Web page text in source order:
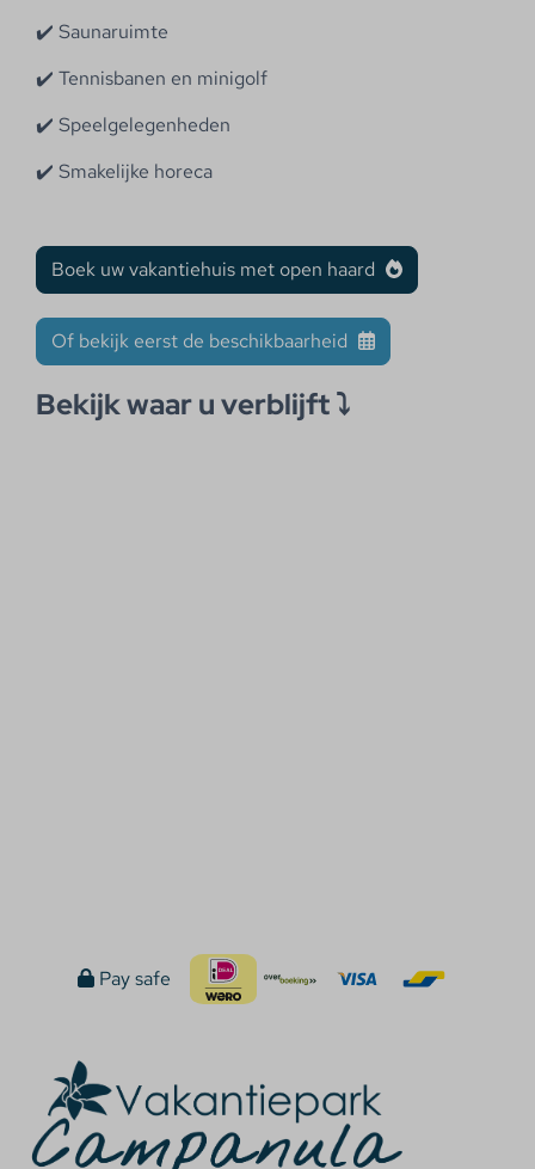
✔️ Saunaruimte
✔️ Tennisbanen en minigolf
✔️ Speelgelegenheden
✔️ Smakelijke horeca
Boek uw vakantiehuis met open haard
Of bekijk eerst de beschikbaarheid
Bekijk waar u verblijft ⤵
Pay safe